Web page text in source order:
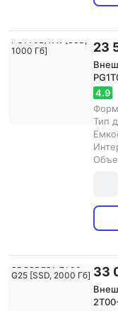
23
4.9
Тип
33